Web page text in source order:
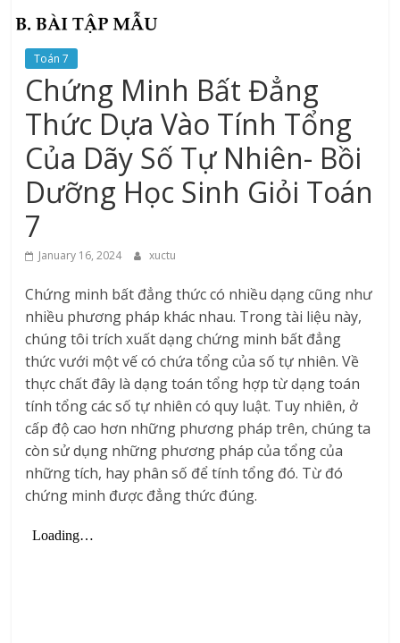
Toán 7
Chứng Minh Bất Đẳng
Thức Dựa Vào Tính Tổng
Của Dãy Số Tự Nhiên- Bồi
Dưỡng Học Sinh Giỏi Toán
7
January 16, 2024 xuctu
Chứng minh bất đẳng thức có nhiều dạng cũng như
nhiều phương pháp khác nhau. Trong tài liệu này,
chúng tôi trích xuất dạng chứng minh bất đẳng
thức vưới một vế có chứa tổng của số tự nhiên. Về
thực chất đây là dạng toán tổng hợp từ dạng toán
tính tổng các số tự nhiên có quy luật. Tuy nhiên, ở
cấp độ cao hơn những phương pháp trên, chúng ta
còn sử dụng những phương pháp của tổng của
những tích, hay phân số để tính tổng đó. Từ đó
chứng minh được đẳng thức đúng.